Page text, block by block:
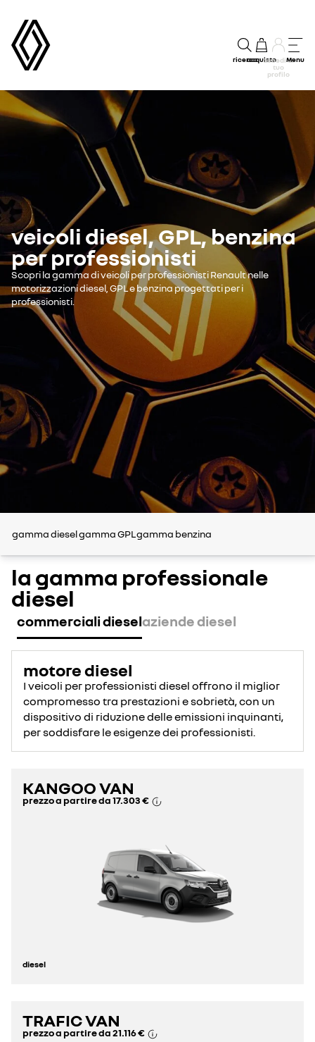
ricercaacquistoaccedi al
tuo
profilo
Menu
veicoli diesel, GPL, benzina
per professionisti
Scopri la gamma di veicoli per professionisti Renault nelle
motorizzazioni diesel, GPL e benzina progettati per i
professionisti.
gamma dieselgamma GPLgamma benzina
la gamma professionale
diesel
commerciali dieselaziende diesel
motore diesel
I veicoli per professionisti diesel offrono il miglior
compromesso tra prestazioni e sobrietà, con un
dispositivo di riduzione delle emissioni inquinanti,
per soddisfare le esigenze dei professionisti.
KANGOO VAN
prezzo a partire da17.303 €
diesel
TRAFIC VAN
prezzo a partire da21.116 €